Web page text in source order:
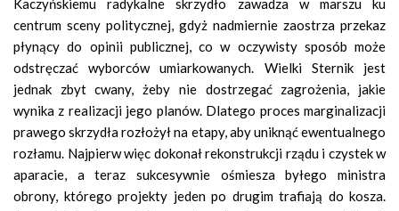
Kaczyńskiemu radykalne skrzydło zawadza w marszu ku
centrum sceny politycznej, gdyż nadmiernie zaostrza przekaz
płynący do opinii publicznej, co w oczywisty sposób może
odstręczać wyborców umiarkowanych. Wielki Sternik jest
jednak zbyt cwany, żeby nie dostrzegać zagrożenia, jakie
wynika z realizacji jego planów. Dlatego proces marginalizacji
prawego skrzydła rozłożył na etapy, aby uniknąć ewentualnego
rozłamu. Najpierw więc dokonał rekonstrukcji rządu i czystek w
aparacie, a teraz sukcesywnie ośmiesza byłego ministra
obrony, którego projekty jeden po drugim trafiają do kosza.